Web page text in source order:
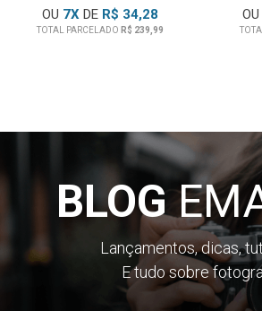
OU 7X DE R$ 34,28
TOTAL PARCELADO R$ 239,99
OU
BLOG
Lançamentos, dicas,
E tudo sobre